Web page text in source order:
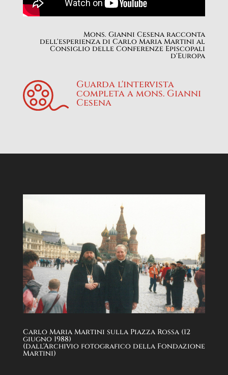
Mons. Gianni Cesena racconta
dell'esperienza di Carlo Maria Martini al
Consiglio delle Conferenze Episcopali
d'Europa
Guarda l'intervista
completa a mons. Gianni
Cesena
Carlo Maria Martini sulla Piazza Rossa (12
giugno 1988)
(dall'Archivio fotografico della Fondazione
Martini)